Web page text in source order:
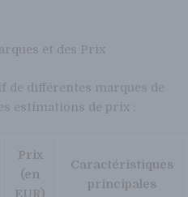
et des Prix
de différentes marques de
estimations de prix :
Prix
(en
EUR)
Caractéristiques
principales